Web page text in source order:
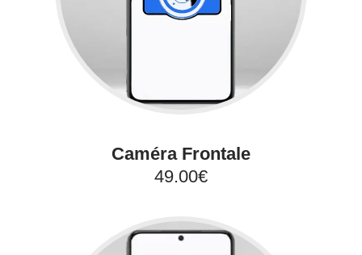
Caméra Frontale
49.00€